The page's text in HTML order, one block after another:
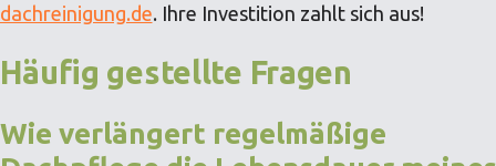
dachreinigung.de. Ihre Investition zahlt sich aus!
Häufig gestellte Fragen
Wie verlängert regelmäßige